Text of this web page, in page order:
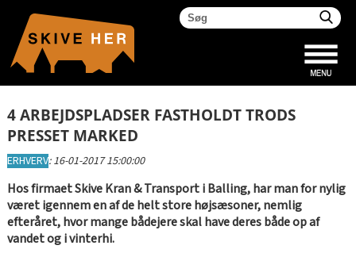
4 ARBEJDSPLADSER FASTHOLDT TRODS
PRESSET MARKED
ERHVERV:16-01-2017 15:00:00
Hos firmaet Skive Kran & Transport i Balling, har man for nylig
været igennem en af de helt store højsæsoner, nemlig
efteråret, hvor mange bådejere skal have deres både op af
vandet og i vinterhi.